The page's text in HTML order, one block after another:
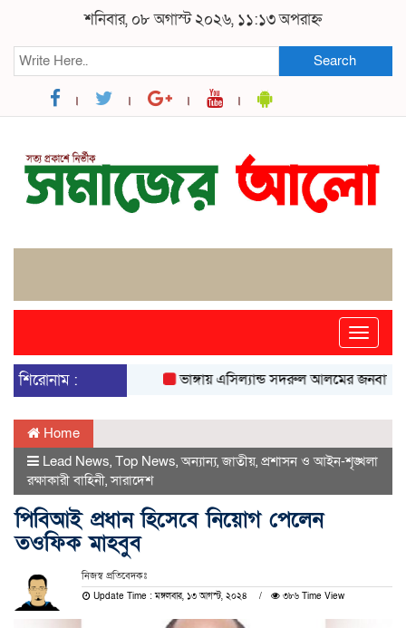
শনিবার, ০৮ অগাস্ট ২০২৬, ১১:১৩ অপরাহ্ন
Search
Toggle
শিরোনাম :
ভাঙ্গায় এসিল্যান্ড সদরুল আলমের জনবান্ধব
Home
Lead News, Top News,অন্যান্য,জাতীয়, প্রশাসন ও আইন-শৃঙ্খলা
রক্ষাকারী বাহিনী,সারাদেশ
পিবিআই প্রধান হিসেবে নিয়োগ পেলেন
তওফিক মাহবুব
নিজস্ব প্রতিবেদকঃ
Update Time : মঙ্গলবার, ১৩ আগস্ট, ২০২৪ ৩৮৬ Time View